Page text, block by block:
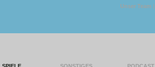
Unser Team |